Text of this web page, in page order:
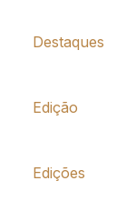
Destaques
Edição
Edições